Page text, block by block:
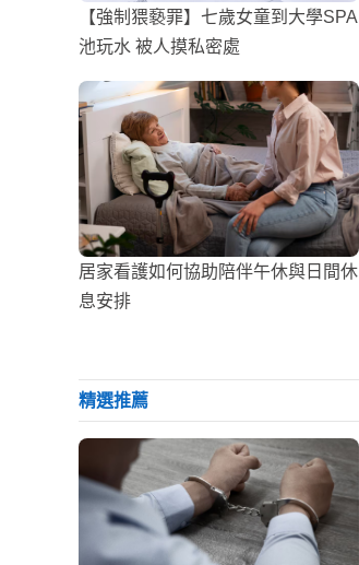
【強制猥褻罪】七歲女童到大學SPA
池玩水 被人摸私密處
居家看護如何協助陪伴午休與日間休
息安排
精選推薦